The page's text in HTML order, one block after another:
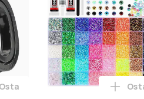
ostoskoriin
Lisää Geelipehmusteet 3M Peltor
Osta